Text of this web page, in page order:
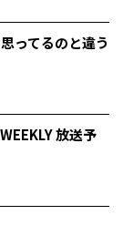
ってるのと違う
放送予